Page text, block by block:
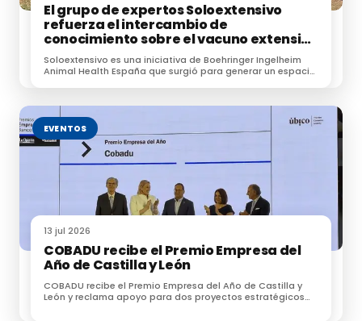
El grupo de expertos Soloextensivo
refuerza el intercambio de
conocimiento sobre el vacuno extensivo
en su encuentro anual
Soloextensivo es una iniciativa de Boehringer Ingelheim
Animal Health España que surgió para generar un espacio
EVENTOS
13 jul 2026
COBADU recibe el Premio Empresa del
Año de Castilla y León
COBADU recibe el Premio Empresa del Año de Castilla y
León y reclama apoyo para dos proyectos estratégicos